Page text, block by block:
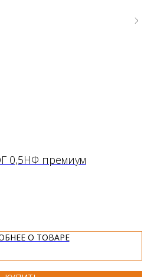
0,5НФ премиум
О ТОВАРЕ